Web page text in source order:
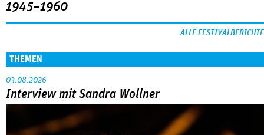
1945–1960
ALLE FESTIVALBERICHTE
THEMEN
03.08.2026
Interview mit Sandra Wollner